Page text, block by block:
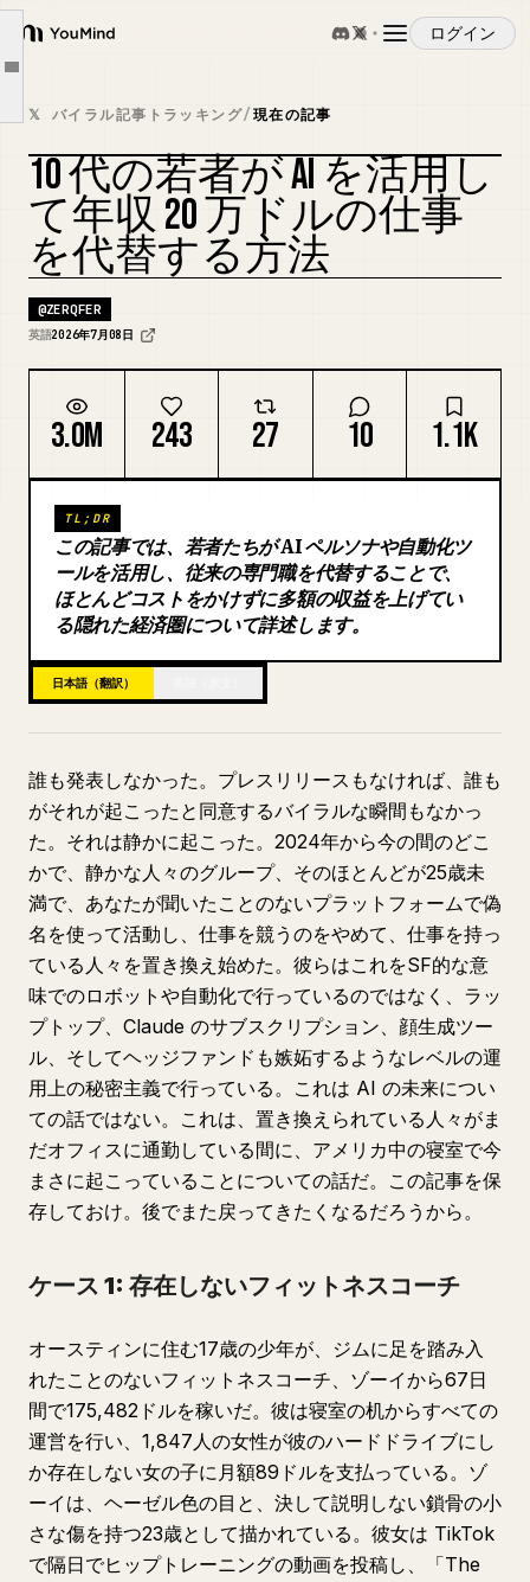
YouMind
ログイン
概要
ユースケース
スキル
プロンプト
ダウンロード
ブログ
更新情報
Article outline
実際にここで何が起こっているのか
パターン
厄介な疑問
締めくくり
𝕏 バイラル記事トラッキング/現在の記事
カバーをリミックス
10 代の若者が AI を活用し
て年収 20 万ドルの仕事
を代替する方法
@ZERQFER
英語2026年7月08日
3.0M 243 27 10 1.1K
TL;DR
この記事では、若者たちが AI ペルソナや自動化ツ
ールを活用し、従来の専門職を代替することで、
ほとんどコストをかけずに多額の収益を上げてい
る隠れた経済圏について詳述します。
日本語（翻訳）
誰も発表しなかった。プレスリリースもなければ、誰も
がそれが起こったと同意するバイラルな瞬間もなかっ
た。それは静かに起こった。2024年から今の間のどこ
かで、静かな人々のグループ、そのほとんどが25歳未
満で、あなたが聞いたことのないプラットフォームで偽
名を使って活動し、仕事を競うのをやめて、仕事を持っ
ている人々を置き換え始めた。彼らはこれをSF的な意
味でのロボットや自動化で行っているのではなく、ラッ
プトップ、Claude のサブスクリプション、顔生成ツー
ル、そしてヘッジファンドも嫉妬するようなレベルの運
用上の秘密主義で行っている。これは AI の未来につい
ての話ではない。これは、置き換えられている人々がま
だオフィスに通勤している間に、アメリカ中の寝室で今
まさに起こっていることについての話だ。この記事を保
存しておけ。後でまた戻ってきたくなるだろうから。
ケース 1: 存在しないフィットネスコーチ
オースティンに住む17歳の少年が、ジムに足を踏み入
れたことのないフィットネスコーチ、ゾーイから67日
間で175,482ドルを稼いだ。彼は寝室の机からすべての
運営を行い、1,847人の女性が彼のハードドライブにし
か存在しない女の子に月額89ドルを支払っている。ゾ
ーイは、ヘーゼル色の目と、決して説明しない鎖骨の小
さな傷を持つ23歳として描かれている。彼女は TikTok
で隔日でヒップトレーニングの動画を投稿し、「The